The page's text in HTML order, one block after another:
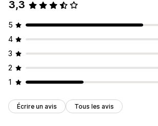
Inscription
Inscription fiscale Validation du numéro
Guichet unique de TVA (UE) UE (TVA)
Rapports et déclarations
Exportation des données
3,3
5
4
3
2
1
Écrire un avis Tous les avis